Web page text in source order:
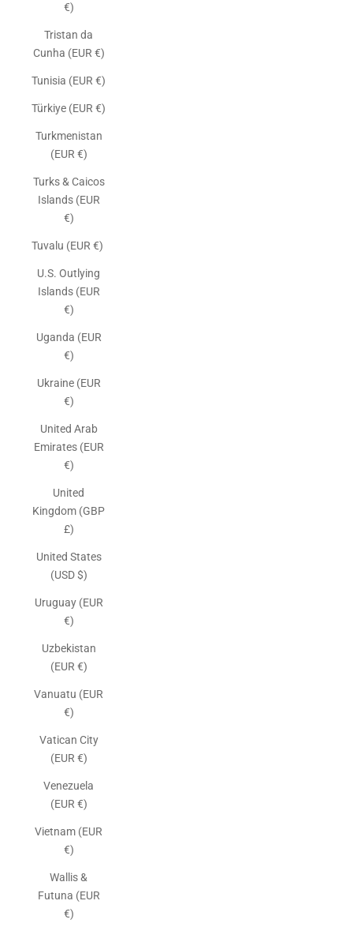
€)
Tristan da
Cunha (EUR €)
Tunisia (EUR €)
Türkiye (EUR €)
Turkmenistan
(EUR €)
Turks & Caicos
Islands (EUR
€)
Tuvalu (EUR €)
U.S. Outlying
Islands (EUR
€)
Uganda (EUR
€)
Ukraine (EUR
€)
United Arab
Emirates (EUR
€)
United
Kingdom (GBP
£)
United States
(USD $)
Uruguay (EUR
€)
Uzbekistan
(EUR €)
Vanuatu (EUR
€)
Vatican City
(EUR €)
Venezuela
(EUR €)
Vietnam (EUR
€)
Wallis &
Futuna (EUR
€)